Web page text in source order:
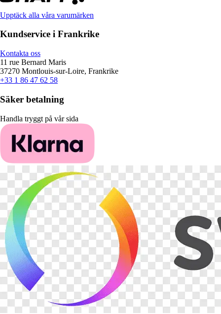
Upptäck alla våra varumärken
Kundservice i Frankrike
Kontakta oss
11 rue Bernard Maris
37270 Montlouis-sur-Loire, Frankrike
+33 1 86 47 62 58
Säker betalning
Handla tryggt på vår sida